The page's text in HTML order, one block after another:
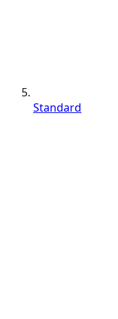
Standard